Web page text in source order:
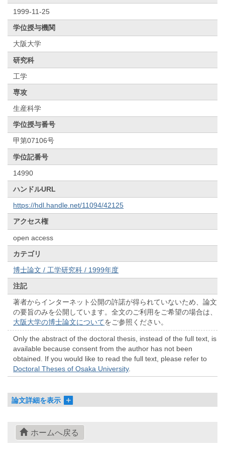
1999-11-25
学位授与機関
大阪大学
研究科
工学
専攻
生産科学
学位授与番号
甲第07106号
学位記番号
14990
ハンドルURL
https://hdl.handle.net/11094/42125
アクセス権
open access
カテゴリ
博士論文 / 工学研究科 / 1999年度
注記
著者からインターネット公開の許諾が得られていないため、論文
の要旨のみを公開しています。全文のご利用をご希望の場合は、
大阪大学の博士論文についてをご参照ください。
Only the abstract of the doctoral thesis, instead of the full text, is
available because consent from the author has not been
obtained. If you would like to read the full text, please refer to
Doctoral Theses of Osaka University.
論文詳細を表示
ホームへ戻る